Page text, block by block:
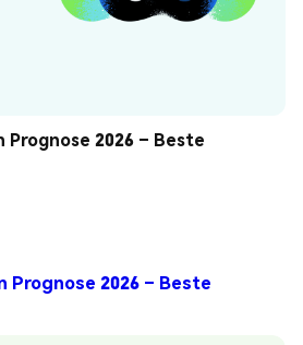
Prognose 2026 – Beste
Prognose 2026 – Beste